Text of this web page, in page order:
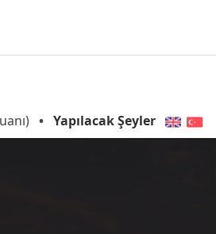
• Yapılacak Şeyler